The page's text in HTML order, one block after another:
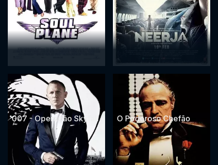
007 - Operação Skyfall O Poderoso Chefão